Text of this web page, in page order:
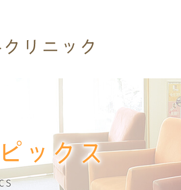
ピックス